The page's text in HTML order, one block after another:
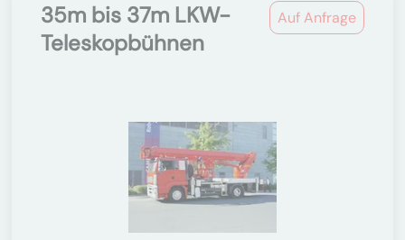
Auf Anfrage
35m bis 37m LKW-
Teleskopbühnen